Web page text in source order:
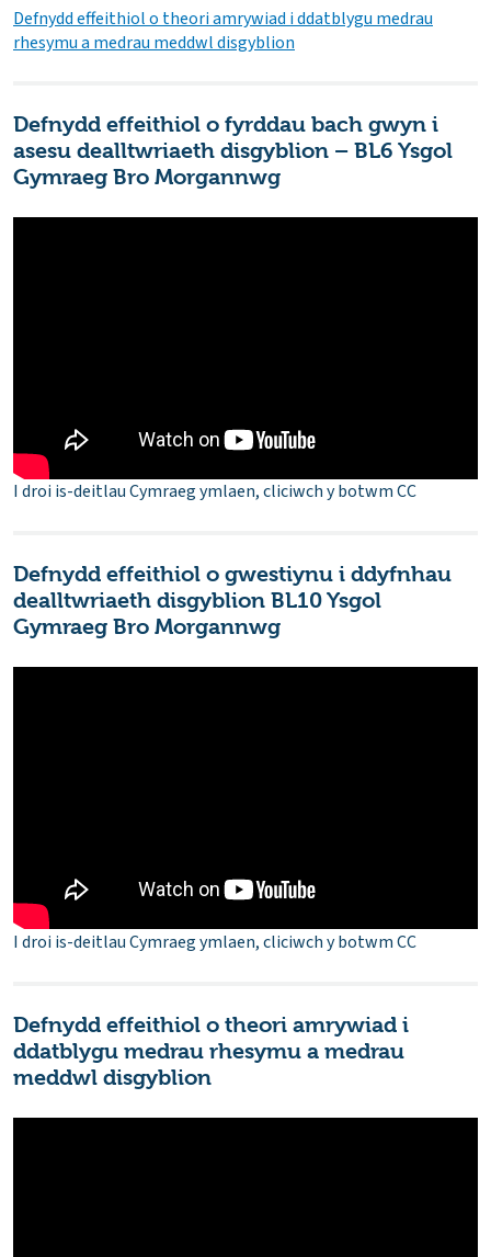
Defnydd effeithiol o theori amrywiad i ddatblygu medrau
rhesymu a medrau meddwl disgyblion
Defnydd effeithiol o fyrddau bach gwyn i
asesu dealltwriaeth disgyblion – BL6 Ysgol
Gymraeg Bro Morgannwg
I droi is-deitlau Cymraeg ymlaen, cliciwch y botwm CC
Defnydd effeithiol o gwestiynu i ddyfnhau
dealltwriaeth disgyblion BL10 Ysgol
Gymraeg Bro Morgannwg
I droi is-deitlau Cymraeg ymlaen, cliciwch y botwm CC
Defnydd effeithiol o theori amrywiad i
ddatblygu medrau rhesymu a medrau
meddwl disgyblion